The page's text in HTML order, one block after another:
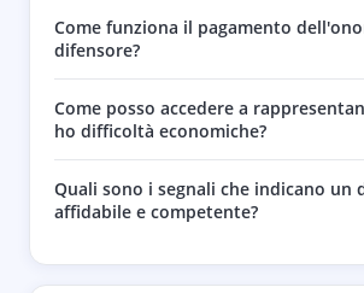
Come funziona il pagamento
difensore?
Come posso accedere a
ho difficoltà economiche?
Quali sono i segnali che indicano un
affidabile e competente?